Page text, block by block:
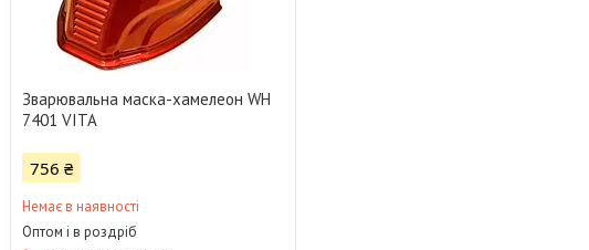
Зварювальна маска-хамелеон WH
7401 VITA
756 ₴
Немає в наявності
Оптом і в роздріб